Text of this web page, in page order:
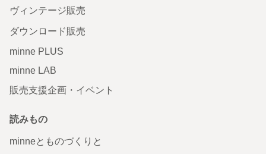
ヴィンテージ販売
ダウンロード販売
minne PLUS
minne LAB
販売支援企画・イベント
読みもの
minneとものづくりと